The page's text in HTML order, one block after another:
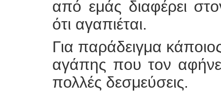
από εμάς διαφέρει
ότι αγαπιέται.
Για παράδειγμα κάποιος
αγάπης που τον
πολλές δεσμεύσεις.